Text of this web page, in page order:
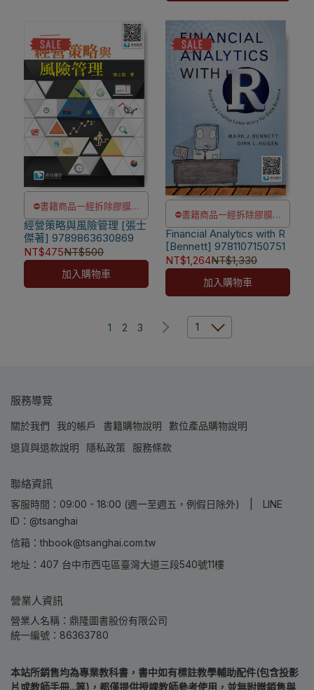
用，海外IP無法啟用
⛔書籍商品一經拆除膠膜，
除非瑕疵換書不提供退貨與
退款
✅訂購數量5本以上另有優
惠，請洽LINE客服訂購
經營策略與風險管理 [張士
傑著] 9789863630869
NT$475NT$500
加入購物車
⛔書籍商品一經拆除膠膜，
除非瑕疵換書不提供退貨與
退款
✅訂購數量5本以上另有優
惠，請洽LINE客服訂購
Financial Analytics with R
[Bennett] 9781107150751
NT$1,264NT$1,330
加入購物車
1 2 3 1
服務導覽
關於我們 我的帳戶 書籍購物說明
數位產品購物說明
退貨與退款說明
隱私政策 服務條款
聯絡資訊
客服時間：09:00 - 18:00 (週一至週五，例假日除外) | LINE
ID：@tsanghai
信箱：thbook@tsanghai.com.tw
地址：407 台中市西屯區臺灣大道三段540號11樓
營業人資訊
營業人名稱：鼎隆圖書股份有限公司
統一編號：86363780
本站所銷售均為專業教科書，書中如有標註教學輔助配件(包含投影
片或教師手冊...等)，都僅提供授課教師參考使用，並無附贈銷售與